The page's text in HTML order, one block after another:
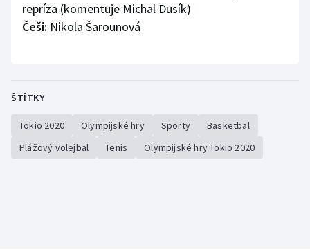
repríza (komentuje Michal Dusík)
Češi: Nikola Šarounová
ŠTÍTKY
Tokio 2020 Olympijské hry Sporty
Basketbal
Plážový volejbal
Tenis Olympijské hry Tokio 2020